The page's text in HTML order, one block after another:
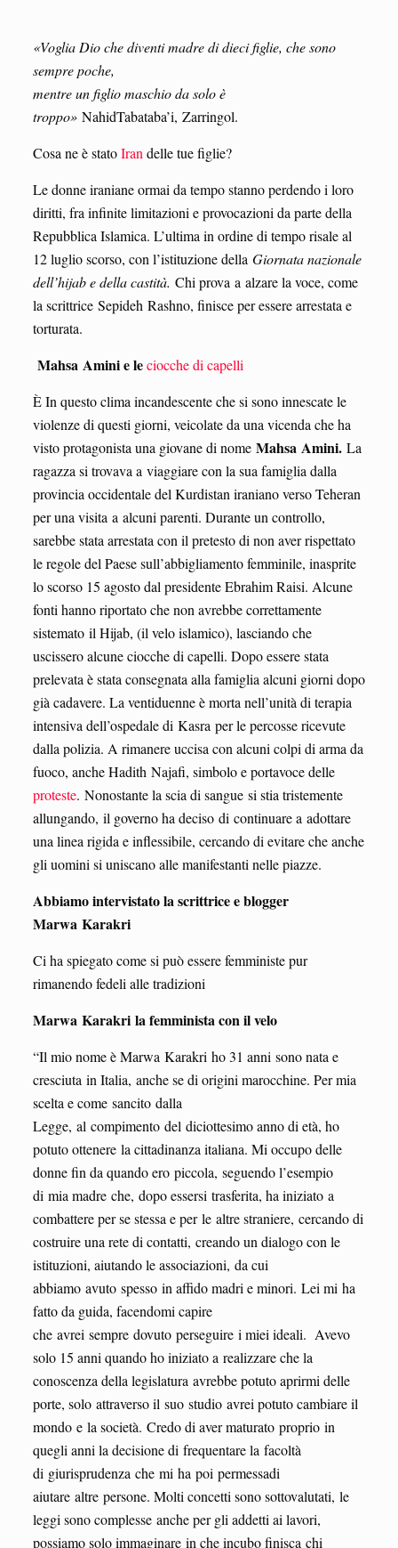
«Voglia Dio che diventi madre di dieci figlie, che sono
sempre poche,
mentre un figlio maschio da solo è
troppo» NahidTabataba’i, Zarringol.
Cosa ne è statoIrandelle tue figlie?
Le donne iraniane ormai da tempo stanno perdendo i loro
diritti, fra infinite limitazioni e provocazioni da parte della
Repubblica Islamica. L’ultima in ordine di tempo risale al
12 luglio scorso, con l’istituzione della Giornata nazionale
dell’hijab e della castità. Chi prova a alzare la voce, come
la scrittrice Sepideh Rashno, finisce per essere arrestata e
torturata.
Mahsa Amini e leciocche di capelli
È In questo clima incandescente che si sono innescate le
violenze di questi giorni, veicolate da una vicenda che ha
visto protagonista una giovane di nome Mahsa Amini. La
ragazza si trovava a viaggiare con la sua famiglia dalla
provincia occidentale del Kurdistan iraniano verso Teheran
per una visita a alcuni parenti. Durante un controllo,
sarebbe stata arrestata con il pretesto di non aver rispettato
le regole del Paese sull’abbigliamento femminile, inasprite
lo scorso 15 agosto dal presidente Ebrahim Raisi. Alcune
fonti hanno riportato che non avrebbe correttamente
sistemato il Hijab, (il velo islamico), lasciando che
uscissero alcune ciocche di capelli. Dopo essere stata
prelevata è stata consegnata alla famiglia alcuni giorni dopo
già cadavere. La ventiduenne è morta nell’unità di terapia
intensiva dell’ospedale di Kasra per le percosse ricevute
dalla polizia. A rimanere uccisa con alcuni colpi di arma da
fuoco, anche Hadith Najafi, simbolo e portavoce delle
proteste. Nonostante la scia di sangue si stia tristemente
allungando, il governo ha deciso di continuare a adottare
una linea rigida e inflessibile, cercando di evitare che anche
gli uomini si uniscano alle manifestanti nelle piazze.
Abbiamo intervistato la scrittrice e blogger
Marwa Karakri
Ci ha spiegato come si può essere femministe pur
rimanendo fedeli alle tradizioni
Marwa Karakri la femminista con il velo
“Il mio nome è Marwa Karakri ho 31 anni sono nata e
cresciuta in Italia, anche se di origini marocchine. Per mia
scelta e come sancito dalla
Legge, al compimento del diciottesimo anno di età, ho
potuto ottenere la cittadinanza italiana. Mi occupo delle
donne fin da quando ero piccola, seguendo l’esempio
di mia madre che, dopo essersi trasferita, ha iniziato a
combattere per se stessa e per le altre straniere, cercando di
costruire una rete di contatti, creando un dialogo con le
istituzioni, aiutando le associazioni, da cui
abbiamo avuto spesso in affido madri e minori. Lei mi ha
fatto da guida, facendomi capire
che avrei sempre dovuto perseguire i miei ideali. Avevo
solo 15 anni quando ho iniziato a realizzare che la
conoscenza della legislatura avrebbe potuto aprirmi delle
porte, solo attraverso il suo studio avrei potuto cambiare il
mondo e la società. Credo di aver maturato proprio in
quegli anni la decisione di frequentare la facoltà
di giurisprudenza che mi ha poi permessadi
aiutare altre persone. Molti concetti sono sottovalutati, le
leggi sono complesse anche per gli addetti ai lavori,
possiamo solo immaginare in che incubo finisca chi